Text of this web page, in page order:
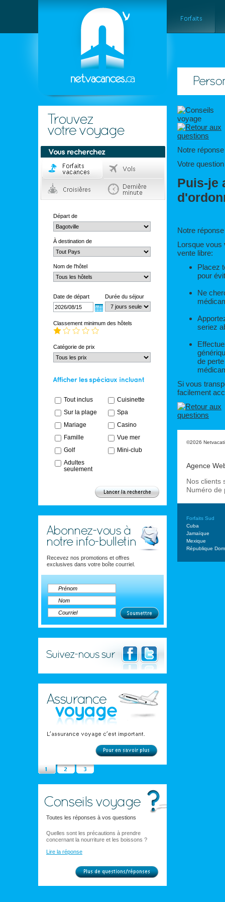
Départ de
À destination de
Nom de l'hôtel
Date de départ Durée du séjour
Classement minimum des hôtels
Catégorie de prix
Tout inclus
Cuisinette
Sur la plage
Spa
Mariage
Casino
Famille
Vue mer
Golf
Mini-club
Adultes
seulement
Recevez nos promotions et offres
exclusives dans votre boîte courriel.
Toutes les réponses à vos questions
Quelles sont les précautions à prendre
concernant la nourriture et les boissons ?
Lire la réponse
Notre
Votre
Puis-je
Notre
Lorsque vous
vente libre:
Placez
pour
Ne
seriez
de
Si vous
facilement
©2026
Agence
Nos clients
Numéro de
Forfaits Sud
Cuba
Jamaïque
Mexique
République